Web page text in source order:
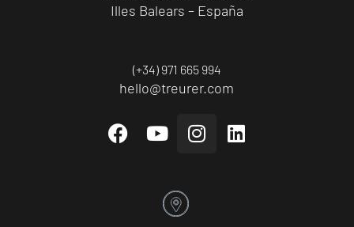
Illes Balears – España
(+34) 971 665 994
hello@treurer.com